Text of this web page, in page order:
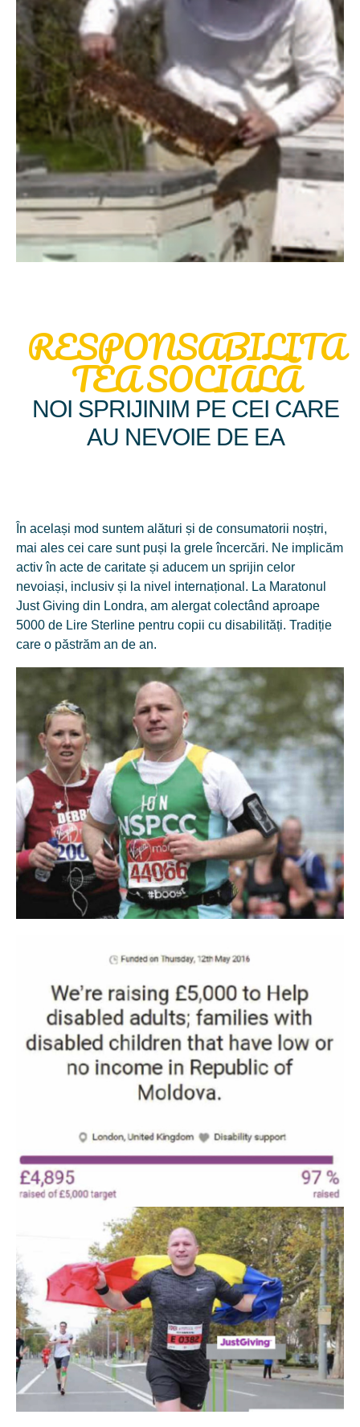
2021
Certificarea Ecologica A Mierii
Regina Naturii
Certificarea Ecologica a mierii Regina Naturii efectuată de către
organismul de control internațional – CERES Certification of
Environmental Standards GmbH a ridicat istoric standardul de
calitate. Tot atunci ne-am propus să fim peste tot, fiind
Privat Label în Malaysia, Marea Britanie și România ne-a
transformat într-un produs multinațional. Mierea de salcâm
premiată cu trofeul „Superior Taste Awards” de către
International Taste Institute din Bruxelles ne-a motivat și mai
mult sa ne continuăm dezvoltarea.
2022
Lansarea În Retail A Liniei BIO:
Mierea De Tei, Salcâm Și
Poliflora.
Premiați la concursul Medeterranian Taste Awards: 1. Regina
Naturii™ miere BIO de tei, categorie “Excelent Taste Organic
Award”- GOLD 2. Regina Naturii™ miere de salcâm cu
fagure, categorie “Excelent Taste Award”- GOLD 3. M E L O
N Y A miere BIO de salcâm, categorie “Excelent Taste Organic
Award”- SILVER. Urmată de lansarea în retail a liniei BIO:
mierea de tei, salcâm și poliflora. Tot în 2022 am înregistrat o
nouă performanță, am lansat primul produs BIO pentru cei mici
- mierea de salcâm KidsHoney. Toate în ansamblu au sporit
necesitatea de lărgire a secției de producere cu cca 30%.
NOI SPRIJINIM PE CEI CARE
AU NEVOIE DE EA
RESPONSABILITA
TEA SOCIALĂ
În același mod suntem alături și de consumatorii noștri,
mai ales cei care sunt puși la grele încercări. Ne implicăm
activ în acte de caritate și aducem un sprijin celor
nevoiași, inclusiv și la nivel internațional. La Maratonul
Just Giving din Londra, am alergat colectând aproape
5000 de Lire Sterline pentru copii cu disabilități. Tradiție
care o păstrăm an de an.